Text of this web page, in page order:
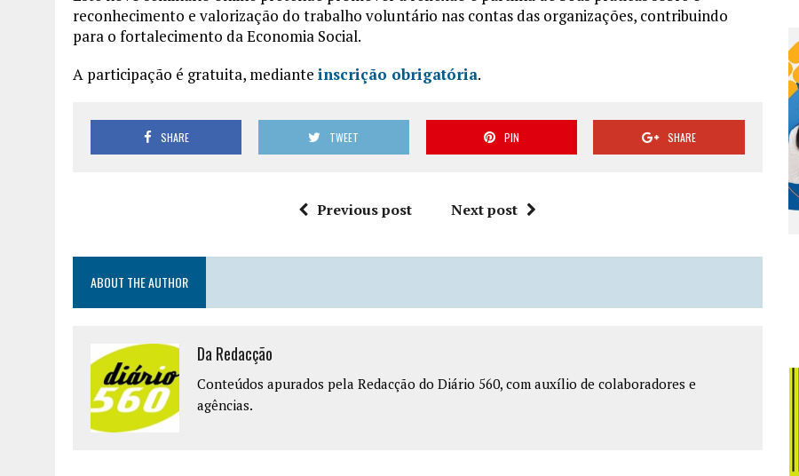
reconhecimento e valorização do trabalho voluntário nas contas das organizações, contribuindo
para o fortalecimento da Economia Social.
A participação é gratuita, mediante inscrição obrigatória.
SHARE TWEET PIN SHARE
Previous post Next post
ABOUT THE AUTHOR
Da Redacção
Conteúdos apurados pela Redacção do Diário 560, com auxílio de colaboradores e
agências.